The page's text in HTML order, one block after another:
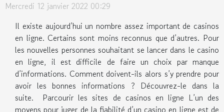
Mercredi 12 janvier 2022 00:29
Il existe aujourd’hui un nombre assez important de casinos
en ligne. Certains sont moins reconnus que d’autres. Pour
les nouvelles personnes souhaitant se lancer dans le casino
en ligne, il est difficile de faire un choix par manque
d’informations. Comment doivent-ils alors s’y prendre pour
avoir les bonnes informations ? Découvrez-le dans la
suite. Parcourir les sites de casinos en ligne L’un des
moyens pour juger de la fiabilité d’un casino en ligne est de